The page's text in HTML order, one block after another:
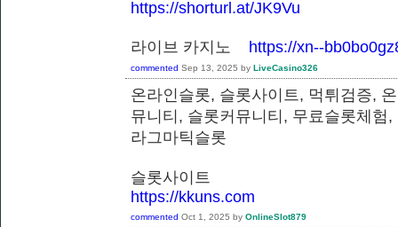
https://shorturl.at/JK9Vu
라이브 카지노 https://xn--
commented Sep 13, 2025 by LiveCasino326
온라인슬롯, 슬롯사이트, 먹튀검증,
뮤니티, 슬롯커뮤니티, 무료슬롯체험
라그마틱슬롯
슬롯사이트
https://kkuns.com
commented Oct 1, 2025 by OnlineSlot879